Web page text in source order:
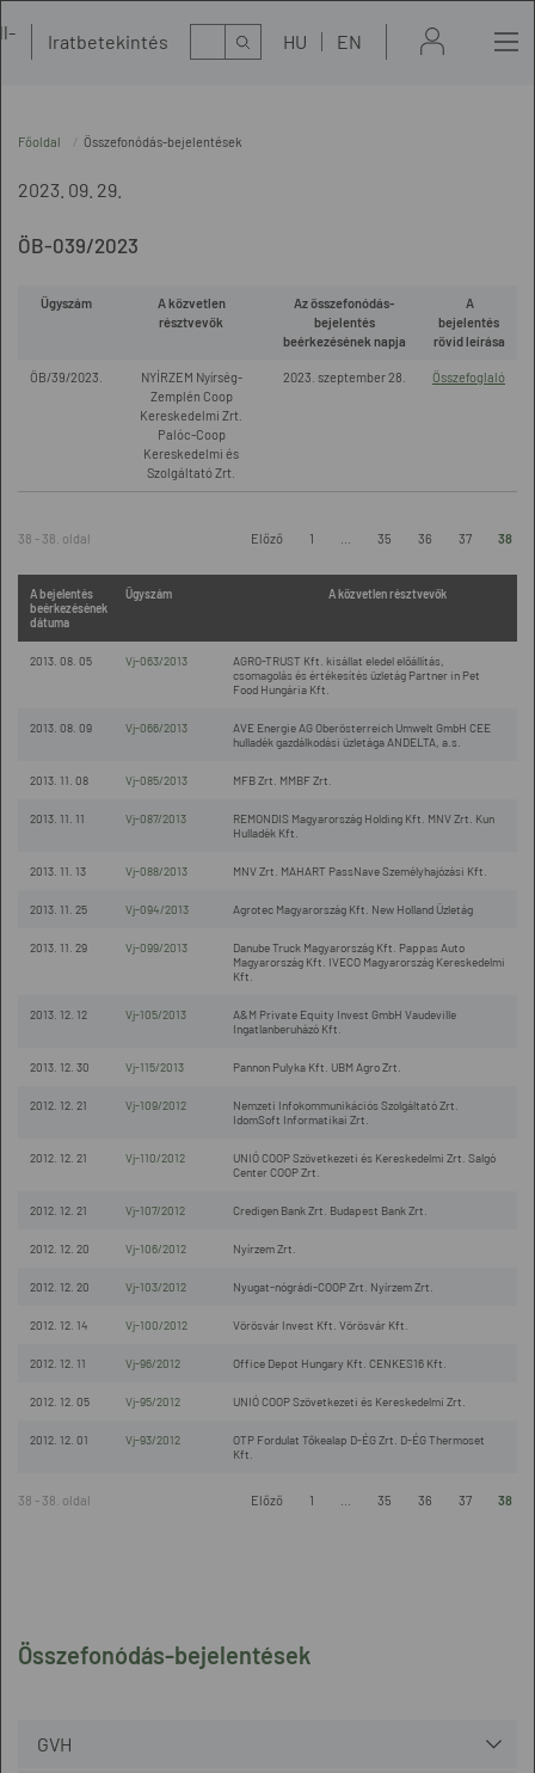
Iratbetekintés Kereső HU EN
Összefonódás-bejelentések
GVH
Főoldal Összefonódás-bejelentések
2023. 09. 29.
ÖB-039/2023
Ügyszám
A közvetlen
résztvevők
Az összefonódás-
bejelentés
beérkezésének napja
A
bejelentés
rövid leírása
ÖB/39/2023.
NYÍRZEM Nyírség-
Zemplén Coop
Kereskedelmi Zrt.
Palóc-Coop
Kereskedelmi és
Szolgáltató Zrt.
2023. szeptember 28. Összefoglaló
38 - 38. oldal Előző 1 35 36 37 38
A bejelentés
beérkezésének
dátuma
Ügyszám A közvetlen résztvevők
2013. 08. 05 Vj-063/2013
AGRO-TRUST Kft. kisállat eledel előállítás,
csomagolás és értékesítés üzletág Partner in Pet
Food Hungária Kft.
2013. 08. 09 Vj-066/2013
AVE Energie AG Oberösterreich Umwelt GmbH CEE
hulladék gazdálkodási üzletága ANDELTA, a.s.
2013. 11. 08 Vj-085/2013 MFB Zrt. MMBF Zrt.
2013. 11. 11 Vj-087/2013
REMONDIS Magyarország Holding Kft. MNV Zrt. Kun
Hulladék Kft.
2013. 11. 13 Vj-088/2013 MNV Zrt. MAHART PassNave Személyhajózási Kft.
2013. 11. 25 Vj-094/2013 Agrotec Magyarország Kft. New Holland Üzletág
2013. 11. 29 Vj-099/2013
Danube Truck Magyarország Kft. Pappas Auto
Magyarország Kft. IVECO Magyarország Kereskedelmi
Kft.
2013. 12. 12 Vj-105/2013
A&M Private Equity Invest GmbH Vaudeville
Ingatlanberuházó Kft.
2013. 12. 30 Vj-115/2013 Pannon Pulyka Kft. UBM Agro Zrt.
2012. 12. 21 Vj-109/2012
Nemzeti Infokommunikációs Szolgáltató Zrt.
IdomSoft Informatikai Zrt.
2012. 12. 21 Vj-110/2012
UNIÓ COOP Szövetkezeti és Kereskedelmi Zrt. Salgó
Center COOP Zrt.
2012. 12. 21 Vj-107/2012 Credigen Bank Zrt. Budapest Bank Zrt.
2012. 12. 20 Vj-106/2012 Nyírzem Zrt.
2012. 12. 20 Vj-103/2012 Nyugat-nógrádi-COOP Zrt. Nyírzem Zrt.
2012. 12. 14 Vj-100/2012 Vörösvár Invest Kft. Vörösvár Kft.
2012. 12. 11 Vj-96/2012 Office Depot Hungary Kft. CENKES16 Kft.
2012. 12. 05 Vj-95/2012 UNIÓ COOP Szövetkezeti és Kereskedelmi Zrt.
2012. 12. 01 Vj-93/2012
OTP Fordulat Tőkealap D-ÉG Zrt. D-ÉG Thermoset
Kft.
38 - 38. oldal Előző 1 35 36 37 38